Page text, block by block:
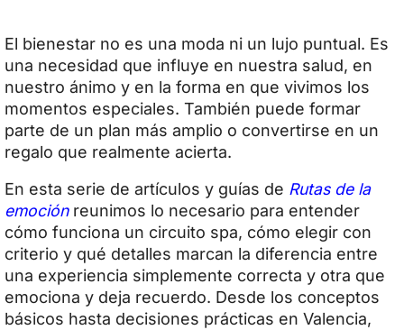
El bienestar no es una moda ni un lujo puntual. Es
una necesidad que influye en nuestra salud, en
nuestro ánimo y en la forma en que vivimos los
momentos especiales. También puede formar
parte de un plan más amplio o convertirse en un
regalo que realmente acierta.
En esta serie de artículos y guías de Rutas de la
emociónreunimos lo necesario para entender
cómo funciona un circuito spa, cómo elegir con
criterio y qué detalles marcan la diferencia entre
una experiencia simplemente correcta y otra que
emociona y deja recuerdo. Desde los conceptos
básicos hasta decisiones prácticas en Valencia,